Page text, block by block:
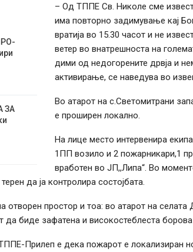
ЗА
– Од ТППЕ Св. Николе сме
има повторно задимување кај
вратија во 15.30 часот и не
ветер во внатрешноста на
дими од недогорените дрвја и
активирање, се наведува во
Во атарот на с.Светомитрани
е проширен локално.
На лице место интервенира
1ПП возило и 2 пожарникари,1
вработен во ЈП,,Липа“. Во
да ја контролира состојбата.
отворен простор и тоа: во атарот на
да биде зафатена и високостеблеста
Прилеп е дека пожарот е локализиран